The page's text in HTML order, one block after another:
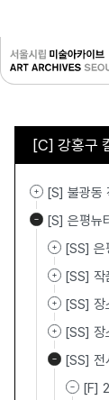
[C] 강홍구
[S] 불광동
[S] 은평뉴
[SS] 은
[SS] 작
[SS] 장
[SS] 장
[SS] 전
[F]